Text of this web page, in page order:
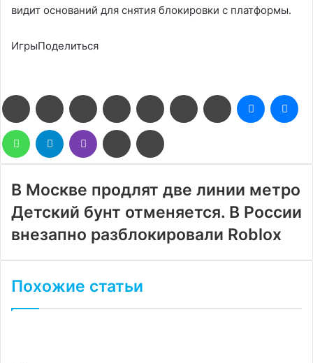
видит оснований для снятия блокировки с платформы.
ИгрыПоделиться
FacebookTwitter LinkedIn Pinterest Reddit ВконтактеОдноклассники
Messenger
WhatsAppTelegram Viber
Поделиться
через
электронную
В Москве продлят две линии метро
Детский бунт отменяется. В России
внезапно разблокировали Roblox
Похожие статьи